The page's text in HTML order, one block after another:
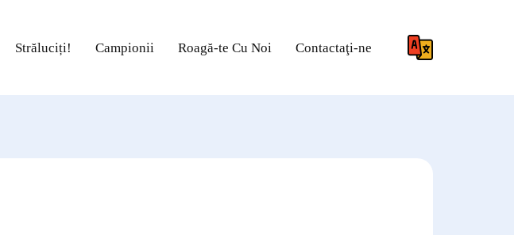
Străluciți! Campionii Roagă-te Cu Noi Contactaţi-ne